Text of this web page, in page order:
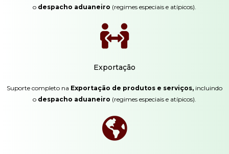
o despacho aduaneiro (regimes especiais e atípicos).
Exportação
Suporte completo na Exportação de produtos e serviços, incluindo
o despacho aduaneiro (regimes especiais e atípicos).